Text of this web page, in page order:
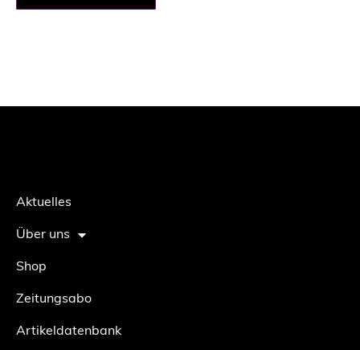
Aktuelles
Über uns
Shop
Zeitungsabo
Artikeldatenbank